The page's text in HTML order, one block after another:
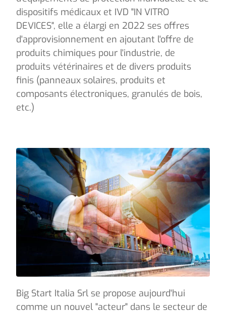
dispositifs médicaux et IVD "IN VITRO
DEVICES", elle a élargi en 2022 ses offres
d'approvisionnement en ajoutant l'offre de
produits chimiques pour l'industrie, de
produits vétérinaires et de divers produits
finis (panneaux solaires, produits et
composants électroniques, granulés de bois,
etc.)
Big Start Italia Srl se propose aujourd'hui
comme un nouvel "acteur" dans le secteur de